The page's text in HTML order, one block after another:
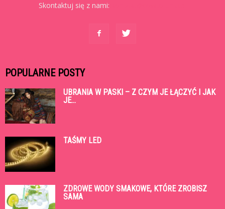
Skontaktuj się z nami:
POPULARNE POSTY
UBRANIA W PASKI – Z CZYM JE ŁĄCZYĆ I JAK
JE...
TAŚMY LED
ZDROWE WODY SMAKOWE, KTÓRE ZROBISZ
SAMA